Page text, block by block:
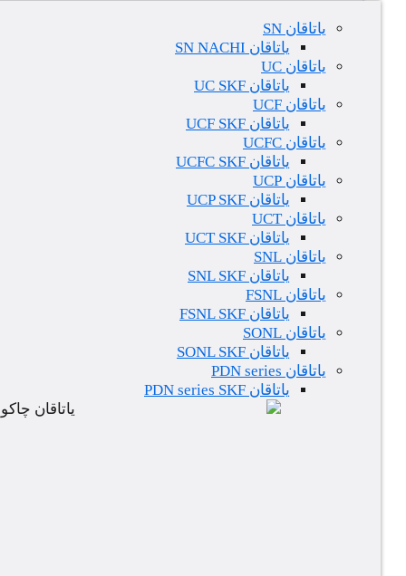
یاتاقان SN
یاتاقان SN NACHI
یاتاقان UC
یاتاقان UC SKF
یاتاقان UCF
یاتاقان UCF SKF
یاتاقان UCFC
یاتاقان UCFC SKF
یاتاقان UCP
یاتاقان UCP SKF
یاتاقان UCT
یاتاقان UCT SKF
یاتاقان SNL
یاتاقان SNL SKF
یاتاقان FSNL
یاتاقان FSNL SKF
یاتاقان SONL
یاتاقان SONL SKF
یاتاقان PDN series
یاتاقان PDN series SKF